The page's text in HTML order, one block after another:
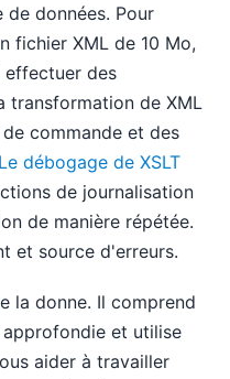
données. Pour
fichier XML de 10 Mo,
des
transformation de XML
commande et des
Le débogage de XSLT
de journalisation
de manière répétée.
et source d'erreurs.
la donne. Il comprend
et utilise
aider à travailler